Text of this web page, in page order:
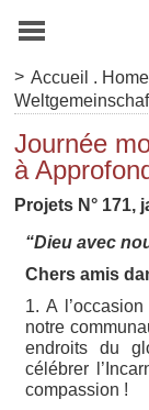
> Accueil . Home
Journée
à
Projets N° 171,
“Dieu avec
Chers amis
1. A
notre
endroits du
célébrer
compassion !